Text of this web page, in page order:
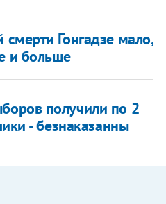
Гонгадзе мало,
и больше
получили по 2
- безнаказанны